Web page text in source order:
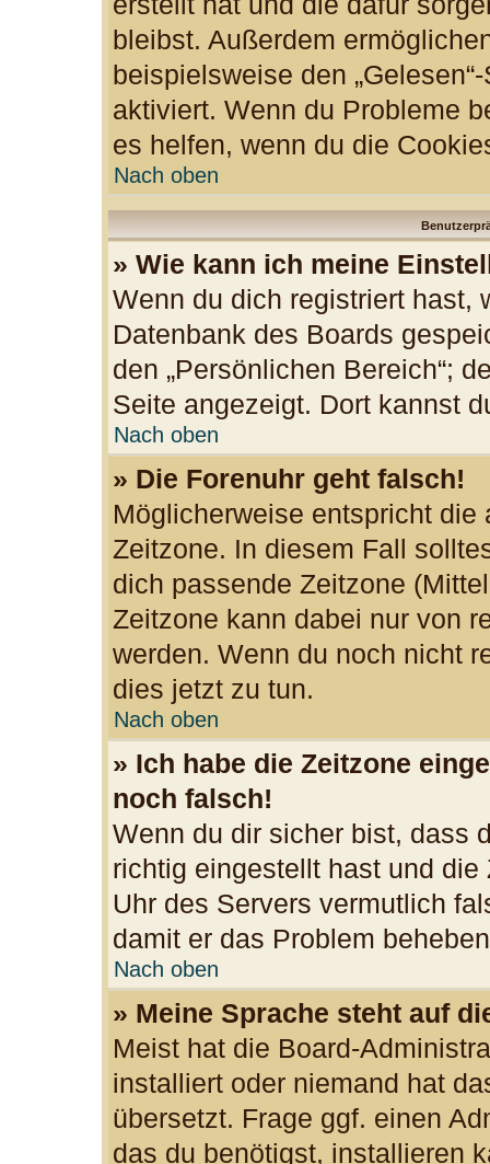
bleibst. Außerdem
beispielsweise den
aktiviert. Wenn du Probleme
es helfen, wenn du die
Nach oben
» Wie kann ich meine
Wenn du dich registriert hast,
Datenbank des Boards
den „Persönlichen Bereich“;
Seite angezeigt. Dort kannst
Nach oben
» Die Forenuhr geht falsch!
Möglicherweise entspricht
Zeitzone. In diesem Fall
dich passende Zeitzone
Zeitzone kann dabei nur von
werden. Wenn du noch nicht
dies jetzt zu tun.
Nach oben
» Ich habe die Zeitzone
noch falsch!
Wenn du dir sicher bist, dass
richtig eingestellt hast und
Uhr des Servers vermutlich
damit er das Problem
Nach oben
» Meine Sprache steht auf
Meist hat die Board-
installiert oder niemand hat
übersetzt. Frage ggf. einen
das du benötigst, installieren